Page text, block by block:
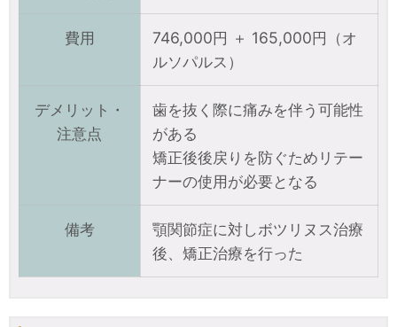
費用
746,000円 ＋ 165,000円（オ
ルソパルス）
デメリット・
注意点
歯を抜く際に痛みを伴う可能性
がある
矯正後後戻りを防ぐためリテー
ナーの使用が必要となる
備考
顎関節症に対しボツリヌス治療
後、矯正治療を行った